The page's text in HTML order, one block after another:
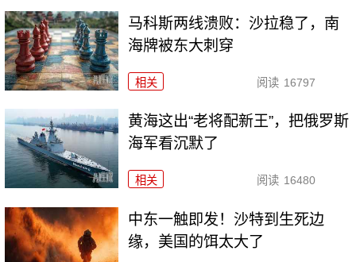
马科斯两线溃败：沙拉稳了，南
海牌被东大刺穿
相关 阅读 16797
黄海这出“老将配新王”，把俄罗斯
海军看沉默了
相关 阅读 16480
中东一触即发！沙特到生死边
缘，美国的饵太大了